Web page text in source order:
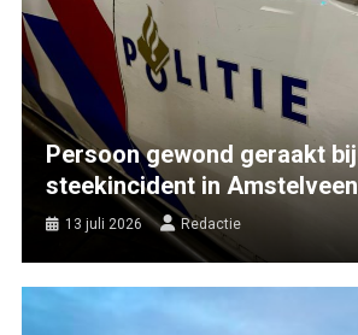
Persoon gewond geraakt bij
steekincident in Amstelveen
13 juli 2026 Redactie